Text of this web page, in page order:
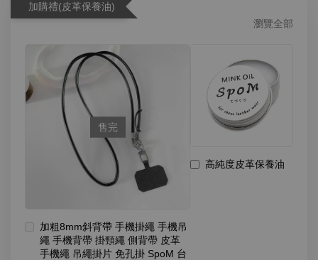
加購禮(皮革保養油)
瀏覽全部
售完
加粗8mm斜背帶 手機掛繩 手機吊
繩 手機背帶 掛頸繩 側背帶 皮革
手機繩 吊繩掛片 免孔掛 SpoM 台
高純度皮革保養油